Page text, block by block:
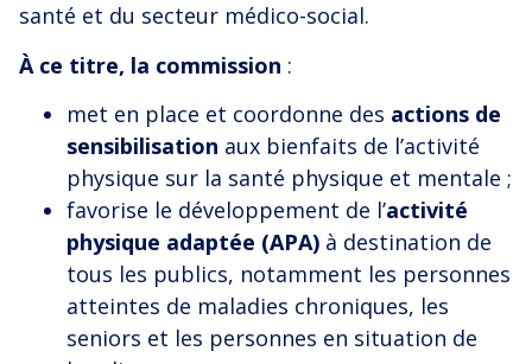
santé et du secteur médico-social.
À ce titre, la commission :
met en place et coordonne des actions de
sensibilisation aux bienfaits de l’activité
physique sur la santé physique et mentale ;
favorise le développement de l’activité
physique adaptée (APA) à destination de
tous les publics, notamment les personnes
atteintes de maladies chroniques, les
seniors et les personnes en situation de